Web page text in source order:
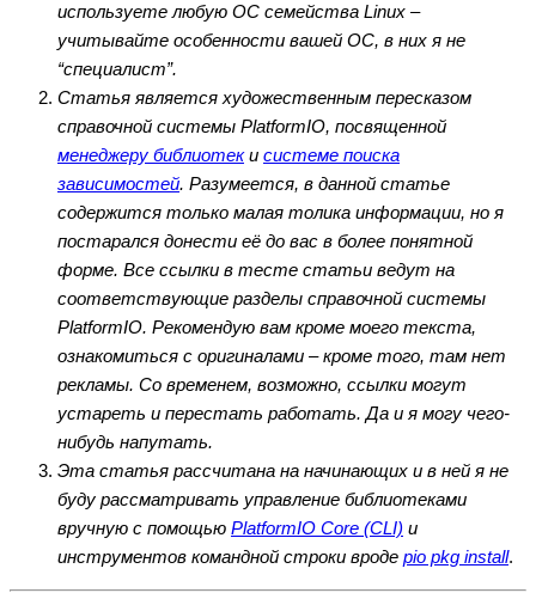
используете любую ОС семейства Linux –
учитывайте особенности вашей ОС, в них я не
“специалист”.
Статья является художественным пересказом
справочной системы PlatformIO, посвященной
менеджеру библиотеки системе поиска
зависимостей. Разумеется, в данной статье
содержится только малая толика информации, но я
постарался донести её до вас в более понятной
форме. Все ссылки в тесте статьи ведут на
соответствующие разделы справочной системы
PlatformIO. Рекомендую вам кроме моего текста,
ознакомиться с оригиналами – кроме того, там нет
рекламы. Со временем, возможно, ссылки могут
устареть и перестать работать. Да и я могу чего-
нибудь напутать.
Эта статья рассчитана на начинающих и в ней я не
буду рассматривать управление библиотеками
вручную с помощью PlatformIO Core (CLI) и
инструментов командной строки вроде pio pkg install.